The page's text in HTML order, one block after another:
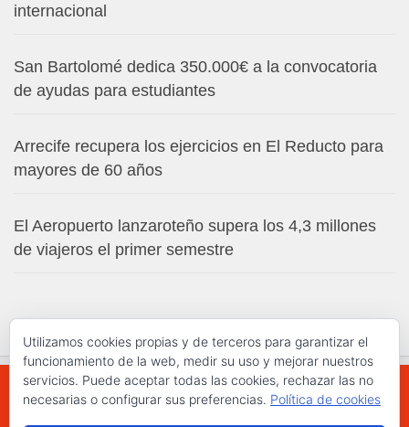
internacional
San Bartolomé dedica 350.000€ a la convocatoria
de ayudas para estudiantes
Arrecife recupera los ejercicios en El Reducto para
mayores de 60 años
El Aeropuerto lanzaroteño supera los 4,3 millones
de viajeros el primer semestre
WWW.ELCHAPLON.COM © 2026. Todos los
Utilizamos cookies propias y de terceros para garantizar el
funcionamiento de la web, medir su uso y mejorar nuestros
servicios. Puede aceptar todas las cookies, rechazar las no
necesarias o configurar sus preferencias. Política de cookies